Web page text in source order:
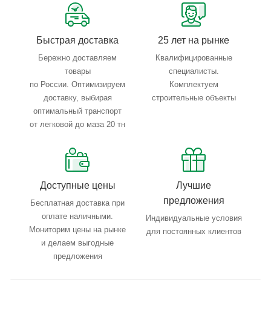
Быстрая доставка
Бережно доставляем
товары
по России. Оптимизируем
доставку, выбирая
оптимальный транспорт
от легковой до маза 20 тн
25 лет на рынке
Квалифицированные
специалисты.
Комплектуем
строительные объекты
Доступные цены
Бесплатная доставка при
оплате наличными.
Мониторим цены на рынке
и делаем выгодные
предложения
Лучшие
предложения
Индивидуальные условия
для постоянных клиентов